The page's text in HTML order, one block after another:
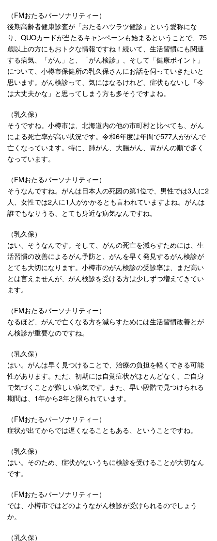
（FMおたるパーソナリティー）
後期高齢者健康診査が「おたるハツラツ健診」という愛称にな
り、QUOカードが当たるキャンペーンも始まるということで、75
歳以上の方にもおトクな情報ですね！続いて、生活習慣にも関連
する病気、「がん」と、「がん検診」、そして「健康ポイント」
について、小樽市保健所の乳久保さんにお話を伺っていきたいと
思います。がん検診って、気にはなるけれど、症状もないし「今
は大丈夫かな」と思ってしまう方も多そうですよね。
（乳久保）
そうですね。小樽市は、北海道内の他の市町村と比べても、がん
による死亡率が高い状況です。令和6年度は年間で577人ががんで
亡くなっています。特に、肺がん、大腸がん、胃がんの順で多く
なっています。
（FMおたるパーソナリティー）
そうなんですね。がんは日本人の死因の第1位で、男性では3人に2
人、女性では2人に1人がかかるとも言われていますよね。がんは
誰でもなりうる、とても身近な病気なんですね。
（乳久保）
はい、そうなんです。そして、がんの死亡を減らすためには、生
活習慣の改善によるがん予防と、がんを早く発見するがん検診が
とても大切になります。小樽市のがん検診の受診率は、まだ高い
とは言えませんが、がん検診を受ける方は少しずつ増えてきてい
ます。
（FMおたるパーソナリティー）
なるほど、がんで亡くなる方を減らすためには生活習慣改善とが
ん検診が重要なのですね。
（乳久保）
はい。がんは早く見つけることで、治療の負担を軽くできる可能
性があります。ただ、初期には自覚症状がほとんどなく、ご自身
で気づくことが難しい病気です。また、早い段階で見つけられる
期間は、1年から2年と限られています。
（FMおたるパーソナリティー）
症状が出てからでは遅くなることもある、ということですね。
（乳久保）
はい。そのため、症状がないうちに検診を受けることが大切なん
です。
（FMおたるパーソナリティー）
では、小樽市ではどのようながん検診が受けられるのでしょう
か。
（乳久保）